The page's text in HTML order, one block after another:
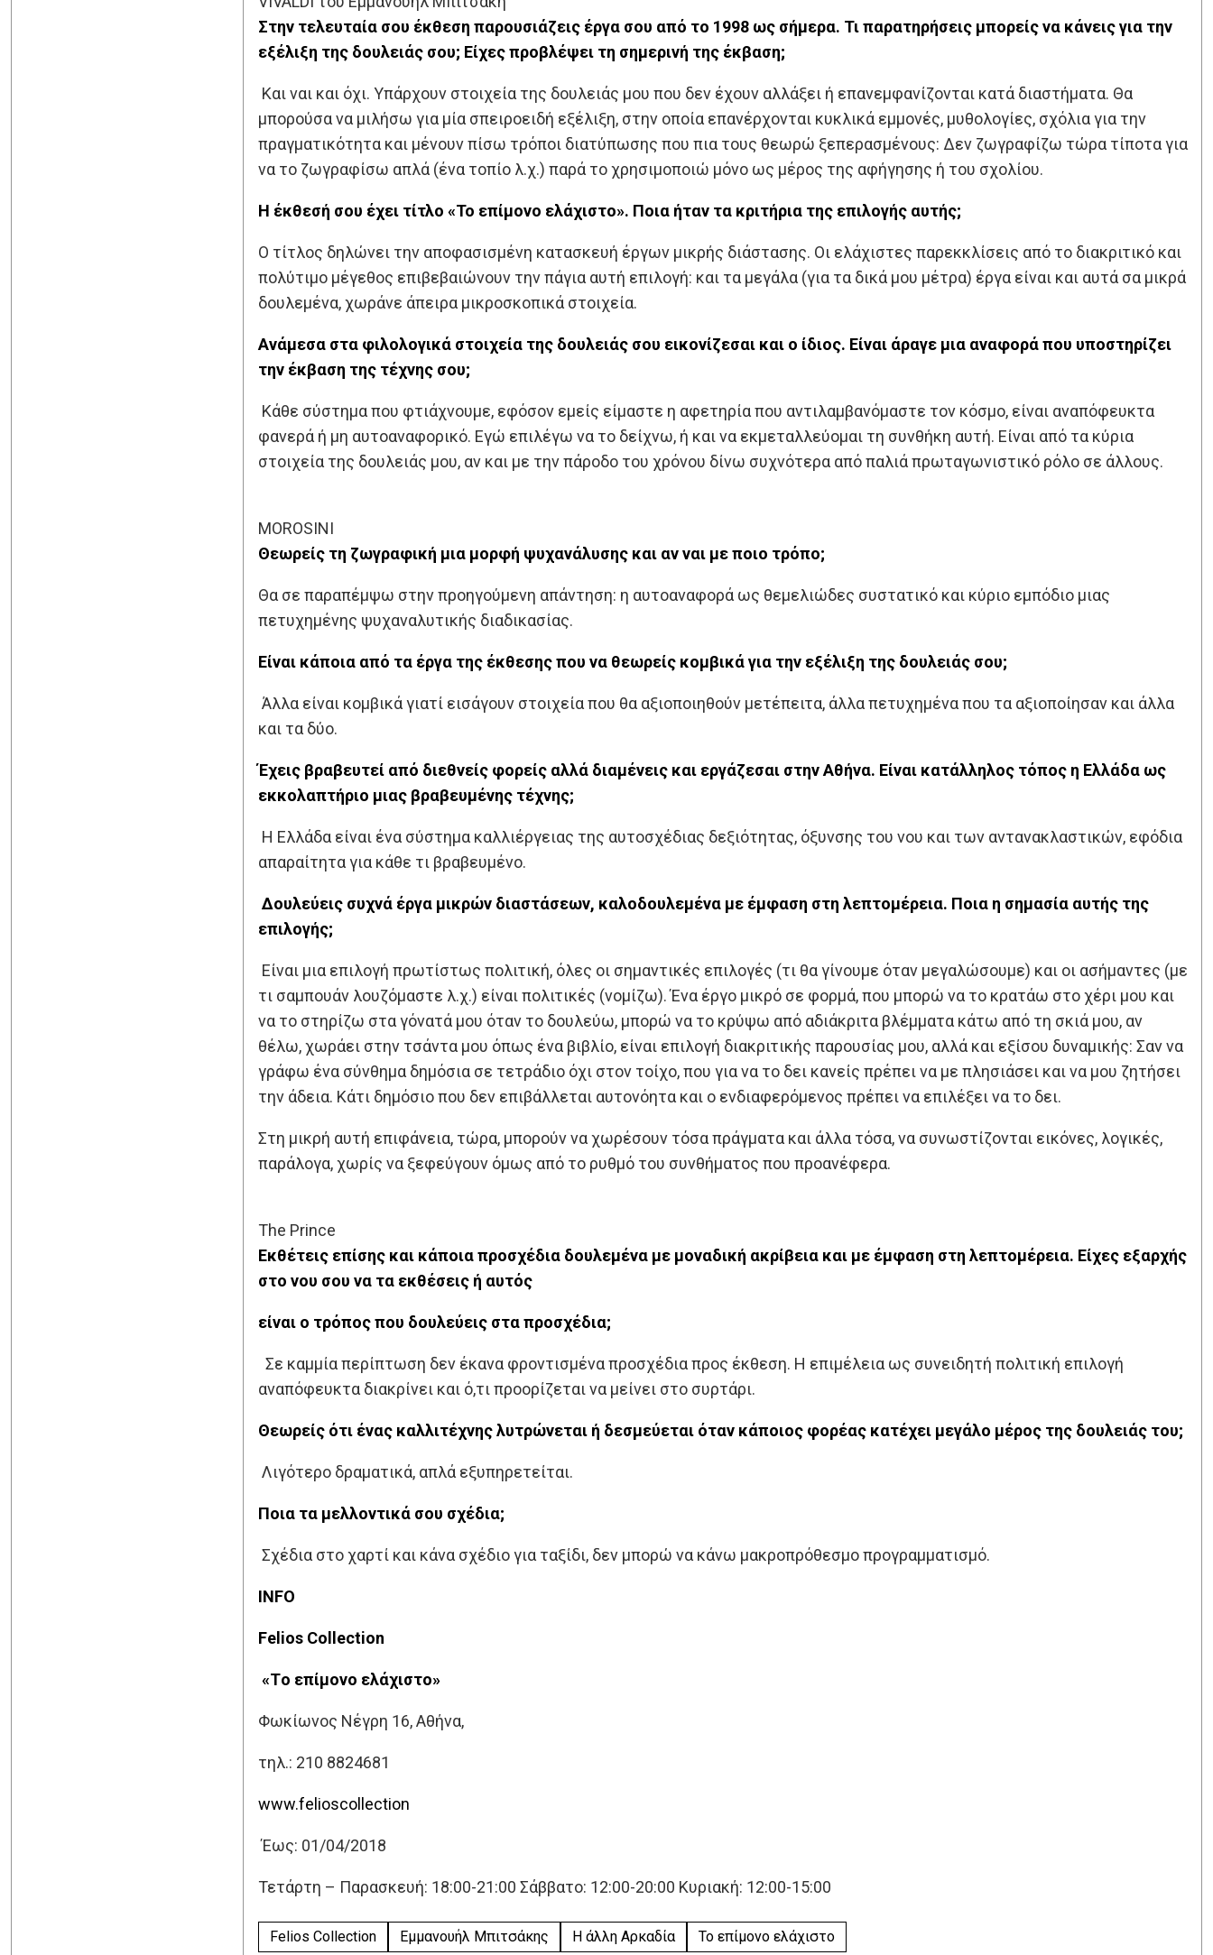
Στην τελευταία σου έκθεση παρουσιάζεις έργα σου από το 1998 ως σήμερα. Τι παρατηρήσεις μπορείς να κάνεις για την
εξέλιξη της δουλειάς σου; Είχες προβλέψει τη σημερινή της έκβαση;
Και ναι και όχι. Υπάρχουν στοιχεία της δουλειάς μου που δεν έχουν αλλάξει ή επανεμφανίζονται κατά διαστήματα. Θα
μπορούσα να μιλήσω για μία σπειροειδή εξέλιξη, στην οποία επανέρχονται κυκλικά εμμονές, μυθολογίες, σχόλια για την
πραγματικότητα και μένουν πίσω τρόποι διατύπωσης που πια τους θεωρώ ξεπερασμένους: Δεν ζωγραφίζω τώρα τίποτα για
να το ζωγραφίσω απλά (ένα τοπίο λ.χ.) παρά το χρησιμοποιώ μόνο ως μέρος της αφήγησης ή του σχολίου.
Η έκθεσή σου έχει τίτλο «Το επίμονο ελάχιστο». Ποια ήταν τα κριτήρια της επιλογής αυτής;
Ο τίτλος δηλώνει την αποφασισμένη κατασκευή έργων μικρής διάστασης. Οι ελάχιστες παρεκκλίσεις από το διακριτικό και
πολύτιμο μέγεθος επιβεβαιώνουν την πάγια αυτή επιλογή: και τα μεγάλα (για τα δικά μου μέτρα) έργα είναι και αυτά σα μικρά
δουλεμένα, χωράνε άπειρα μικροσκοπικά στοιχεία.
Ανάμεσα στα φιλολογικά στοιχεία της δουλειάς σου εικονίζεσαι και ο ίδιος. Είναι άραγε μια αναφορά που υποστηρίζει
την έκβαση της τέχνης σου;
Κάθε σύστημα που φτιάχνουμε, εφόσον εμείς είμαστε η αφετηρία που αντιλαμβανόμαστε τον κόσμο, είναι αναπόφευκτα
φανερά ή μη αυτοαναφορικό. Εγώ επιλέγω να το δείχνω, ή και να εκμεταλλεύομαι τη συνθήκη αυτή. Είναι από τα κύρια
στοιχεία της δουλειάς μου, αν και με την πάροδο του χρόνου δίνω συχνότερα από παλιά πρωταγωνιστικό ρόλο σε άλλους.
MOROSINI
Θεωρείς τη ζωγραφική μια μορφή ψυχανάλυσης και αν ναι με ποιο τρόπο;
Θα σε παραπέμψω στην προηγούμενη απάντηση: η αυτοαναφορά ως θεμελιώδες συστατικό και κύριο εμπόδιο μιας
πετυχημένης ψυχαναλυτικής διαδικασίας.
Είναι κάποια από τα έργα της έκθεσης που να θεωρείς κομβικά για την εξέλιξη της δουλειάς σου;
Άλλα είναι κομβικά γιατί εισάγουν στοιχεία που θα αξιοποιηθούν μετέπειτα, άλλα πετυχημένα που τα αξιοποίησαν και άλλα
και τα δύο.
Έχεις βραβευτεί από διεθνείς φορείς αλλά διαμένεις και εργάζεσαι στην Αθήνα. Είναι κατάλληλος τόπος η Ελλάδα ως
εκκολαπτήριο μιας βραβευμένης τέχνης;
Η Ελλάδα είναι ένα σύστημα καλλιέργειας της αυτοσχέδιας δεξιότητας, όξυνσης του νου και των αντανακλαστικών, εφόδια
απαραίτητα για κάθε τι βραβευμένο.
Δουλεύεις συχνά έργα μικρών διαστάσεων, καλοδουλεμένα με έμφαση στη λεπτομέρεια. Ποια η σημασία αυτής της
επιλογής;
Είναι μια επιλογή πρωτίστως πολιτική, όλες οι σημαντικές επιλογές (τι θα γίνουμε όταν μεγαλώσουμε) και οι ασήμαντες (με
τι σαμπουάν λουζόμαστε λ.χ.) είναι πολιτικές (νομίζω). Ένα έργο μικρό σε φορμά, που μπορώ να το κρατάω στο χέρι μου και
να το στηρίζω στα γόνατά μου όταν το δουλεύω, μπορώ να το κρύψω από αδιάκριτα βλέμματα κάτω από τη σκιά μου, αν
θέλω, χωράει στην τσάντα μου όπως ένα βιβλίο, είναι επιλογή διακριτικής παρουσίας μου, αλλά και εξίσου δυναμικής: Σαν να
γράφω ένα σύνθημα δημόσια σε τετράδιο όχι στον τοίχο, που για να το δει κανείς πρέπει να με πλησιάσει και να μου ζητήσει
την άδεια. Κάτι δημόσιο που δεν επιβάλλεται αυτονόητα και ο ενδιαφερόμενος πρέπει να επιλέξει να το δει.
Στη μικρή αυτή επιφάνεια, τώρα, μπορούν να χωρέσουν τόσα πράγματα και άλλα τόσα, να συνωστίζονται εικόνες, λογικές,
παράλογα, χωρίς να ξεφεύγουν όμως από το ρυθμό του συνθήματος που προανέφερα.
The Prince
Εκθέτεις επίσης και κάποια προσχέδια δουλεμένα με μοναδική ακρίβεια και με έμφαση στη λεπτομέρεια. Είχες εξαρχής
στο νου σου να τα εκθέσεις ή αυτός
είναι ο τρόπος που δουλεύεις στα προσχέδια;
Σε καμμία περίπτωση δεν έκανα φροντισμένα προσχέδια προς έκθεση. Η επιμέλεια ως συνειδητή πολιτική επιλογή
αναπόφευκτα διακρίνει και ό,τι προορίζεται να μείνει στο συρτάρι.
Θεωρείς ότι ένας καλλιτέχνης λυτρώνεται ή δεσμεύεται όταν κάποιος φορέας κατέχει μεγάλο μέρος της δουλειάς του;
Λιγότερο δραματικά, απλά εξυπηρετείται.
Ποια τα μελλοντικά σου σχέδια;
Σχέδια στο χαρτί και κάνα σχέδιο για ταξίδι, δεν μπορώ να κάνω μακροπρόθεσμο προγραμματισμό.
INFO
Felios Collection
«Tο επίμονο ελάχιστο»
Φωκίωνος Νέγρη 16, Αθήνα,
τηλ.: 210 8824681
www.felioscollection
Έως: 01/04/2018
Τετάρτη – Παρασκευή: 18:00-21:00 Σάββατο: 12:00-20:00 Κυριακή: 12:00-15:00
Felios Collection Εμμανουήλ Μπιτσάκης Η άλλη Αρκαδία Το επίμονο ελάχιστο